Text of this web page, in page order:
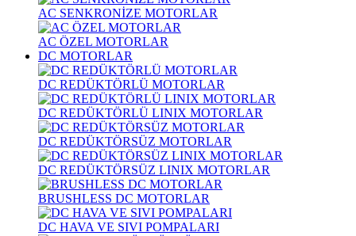
AC SENKRONİZE MOTORLAR
AC ÖZEL MOTORLAR
DC MOTORLAR
DC REDÜKTÖRLÜ MOTORLAR
DC REDÜKTÖRLÜ LINIX MOTORLAR
DC REDÜKTÖRSÜZ MOTORLAR
DC REDÜKTÖRSÜZ LINIX MOTORLAR
BRUSHLESS DC MOTORLAR
DC HAVA VE SIVI POMPALARI